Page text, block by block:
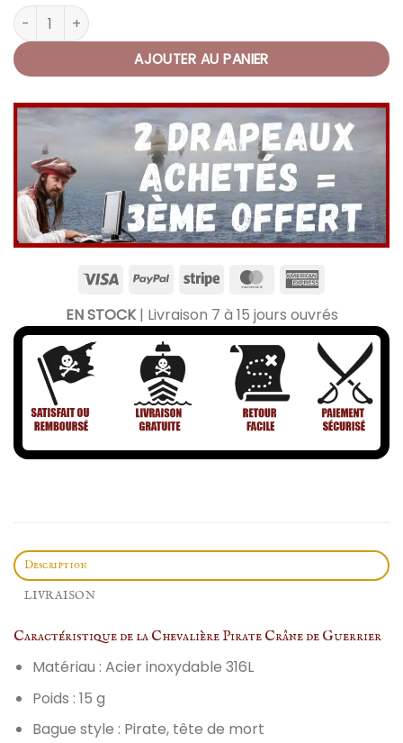
quantité de Chevalière Crâne Pirate Guerrier
AJOUTER AU PANIER
EN STOCK| Livraison 7 à 15 jours ouvrés
Description
LIVRAISON
Caractéristique de la Chevalière Pirate Crâne de Guerrier
Matériau : Acier inoxydable 316L
Poids : 15 g
Bague style : Pirate, tête de mort